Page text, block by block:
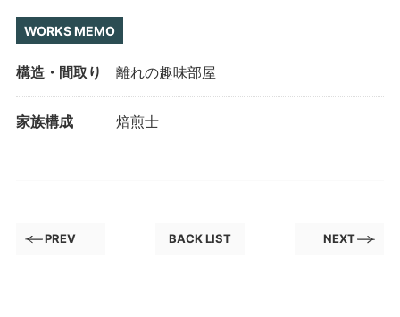
WORKS MEMO
構造・間取り 離れの趣味部屋
家族構成 焙煎士
PREV BACK LIST NEXT